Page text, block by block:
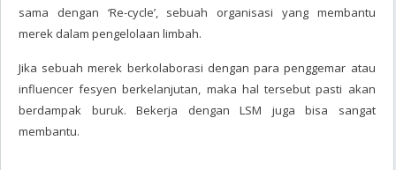
sama dengan ‘Re-cycle’, sebuah organisasi yang membantu
merek dalam pengelolaan limbah.
Jika sebuah merek berkolaborasi dengan para penggemar atau
influencer fesyen berkelanjutan, maka hal tersebut pasti akan
berdampak buruk. Bekerja dengan LSM juga bisa sangat
membantu.